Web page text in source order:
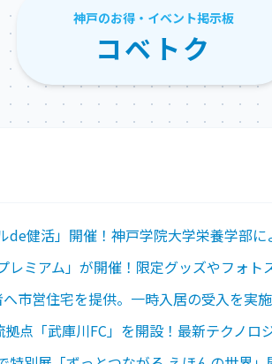
神戸のお得・イベント掲示板
コベトク
de健活」開催！神戸学院大学栄養学部
ミアム」が開催！限定グッズやフォト
市営住宅を提供。一時入居の受入を実施
拠点「武庫川FC」を開設！最新テクノロ